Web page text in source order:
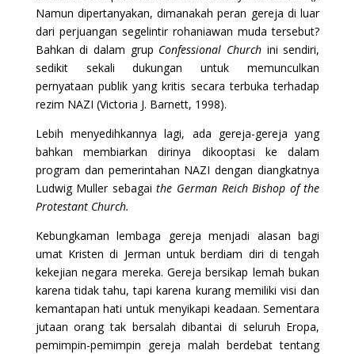
Namun dipertanyakan, dimanakah peran gereja di luar
dari perjuangan segelintir rohaniawan muda tersebut?
Bahkan di dalam grup Confessional Churchini sendiri,
sedikit sekali dukungan untuk memunculkan
pernyataan publik yang kritis secara terbuka terhadap
rezim NAZI (Victoria J. Barnett, 1998).
Lebih menyedihkannya lagi, ada gereja-gereja yang
bahkan membiarkan dirinya dikooptasi ke dalam
program dan pemerintahan NAZI dengan diangkatnya
Ludwig Muller sebagaithe German Reich Bishop of the
Protestant Church.
Kebungkaman lembaga gereja menjadi alasan bagi
umat Kristen di Jerman untuk berdiam diri di tengah
kekejian negara mereka. Gereja bersikap lemah bukan
karena tidak tahu, tapi karena kurang memiliki visi dan
kemantapan hati untuk menyikapi keadaan. Sementara
jutaan orang tak bersalah dibantai di seluruh Eropa,
pemimpin-pemimpin gereja malah berdebat tentang